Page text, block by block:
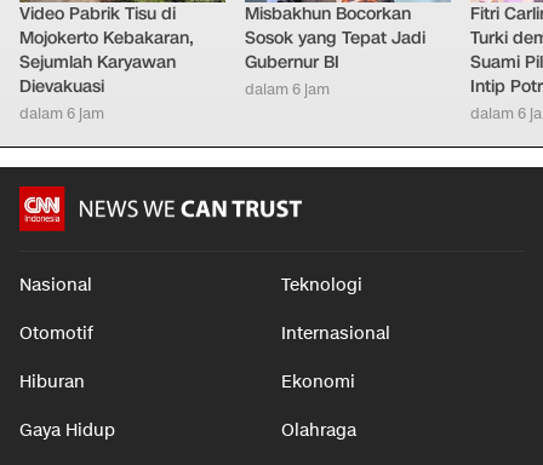
Video Pabrik Tisu di
Mojokerto Kebakaran,
Sejumlah Karyawan
Dievakuasi
dalam 6 jam
Misbakhun Bocorkan
Sosok yang Tepat Jadi
Gubernur BI
dalam 6 jam
Fitri
Turki
Suami
Intip
dalam 6
Nasional Teknologi
Otomotif Internasional
Hiburan Ekonomi
Gaya Hidup Olahraga